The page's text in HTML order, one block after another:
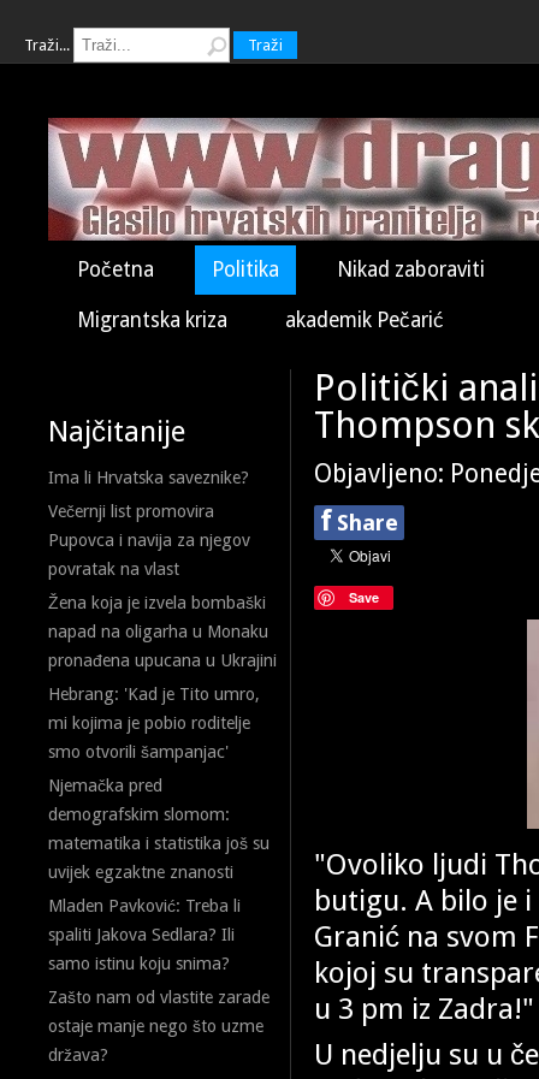
Traži... Traži
Početna Politika Nikad zaboraviti
Migrantska kriza akademik Pečarić
Najčitanije
Ima li Hrvatska saveznike?
Večernji list promovira
Pupovca i navija za njegov
povratak na vlast
Žena koja je izvela bombaški
napad na oligarha u Monaku
pronađena upucana u Ukrajini
Hebrang: 'Kad je Tito umro,
mi kojima je pobio roditelje
smo otvorili šampanjac'
Njemačka pred
demografskim slomom:
matematika i statistika još su
uvijek egzaktne znanosti
Mladen Pavković: Treba li
spaliti Jakova Sedlara? Ili
samo istinu koju snima?
Zašto nam od vlastite zarade
ostaje manje nego što uzme
država?
Politički
Thompson
Objavljeno:
f Share
Save
"Ovoliko ljudi
butigu. A bilo je
Granić na svom
kojoj su
u 3 pm iz
U nedjelju su u